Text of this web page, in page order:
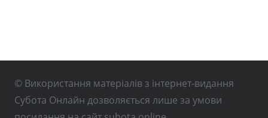
© Використання матеріалів з інтернет-видання
Субота Онлайн дозволяється лише за умови